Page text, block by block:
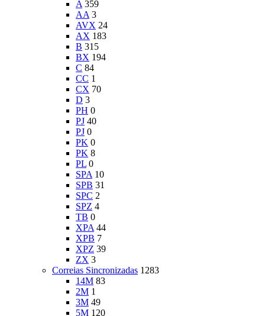
A 359
AA 3
AVX 24
AX 183
B 315
BX 194
C 84
CC 1
CX 70
D 3
PH 0
PJ 40
PJ 0
PK 0
PK 8
PL 0
SPA 10
SPB 31
SPC 2
SPZ 4
TB 0
XPA 44
XPB 7
XPZ 39
ZX 3
Correias Sincronizadas 1283
14M 83
2M 1
3M 49
5M 120